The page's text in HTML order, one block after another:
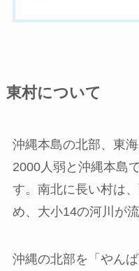
東村について
沖縄本島の北部、東
2000人弱と沖縄本島
す。南北に長い村は
め、大小14の河川が
沖縄の北部を「やん